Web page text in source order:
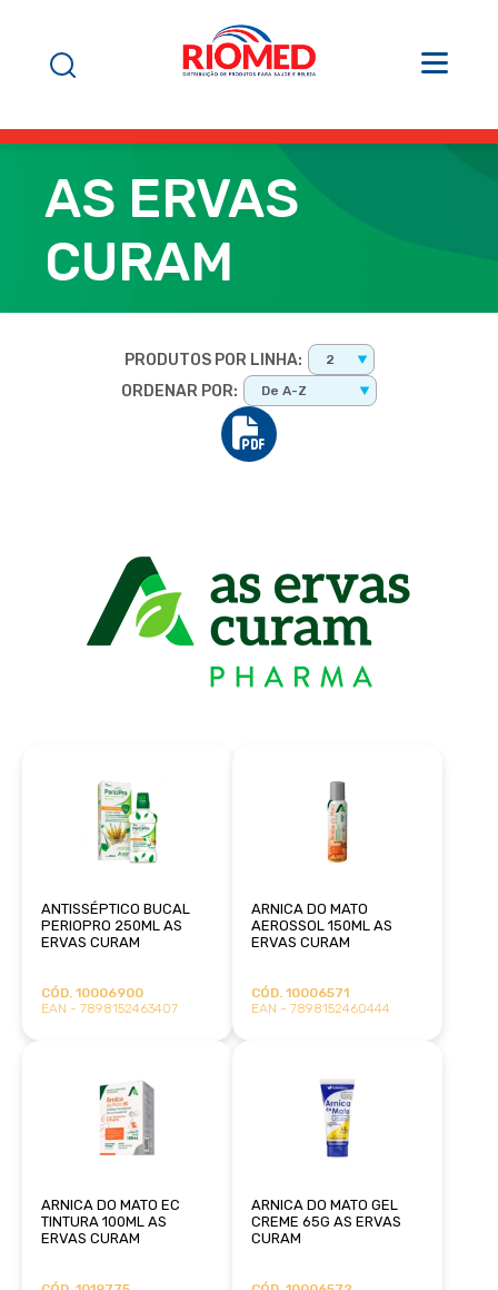
AS ERVAS
CURAM
PRODUTOS POR LINHA: 2
ORDENAR POR: De A-Z
ANTISSÉPTICO BUCAL
PERIOPRO 250ML AS
ERVAS CURAM
CÓD. 10006900
EAN - 7898152463407
ARNICA DO MATO
AEROSSOL 150ML AS
ERVAS CURAM
CÓD. 10006571
EAN - 7898152460444
ARNICA DO MATO EC
TINTURA 100ML AS
ERVAS CURAM
ARNICA DO MATO GEL
CREME 65G AS ERVAS
CURAM